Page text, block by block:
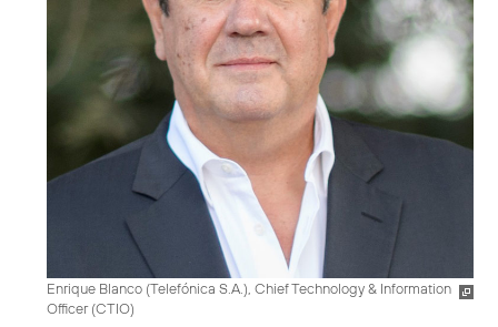
Enrique Blanco (Telefónica S.A.), Chief Technology & Information
Officer (CTIO)